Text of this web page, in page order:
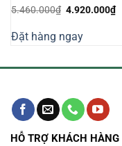
5.460.000₫ Giá
5.460.000₫.
4.920.000₫
Đặt hàng ngay
HỖ TRỢ KHÁCH HÀNG